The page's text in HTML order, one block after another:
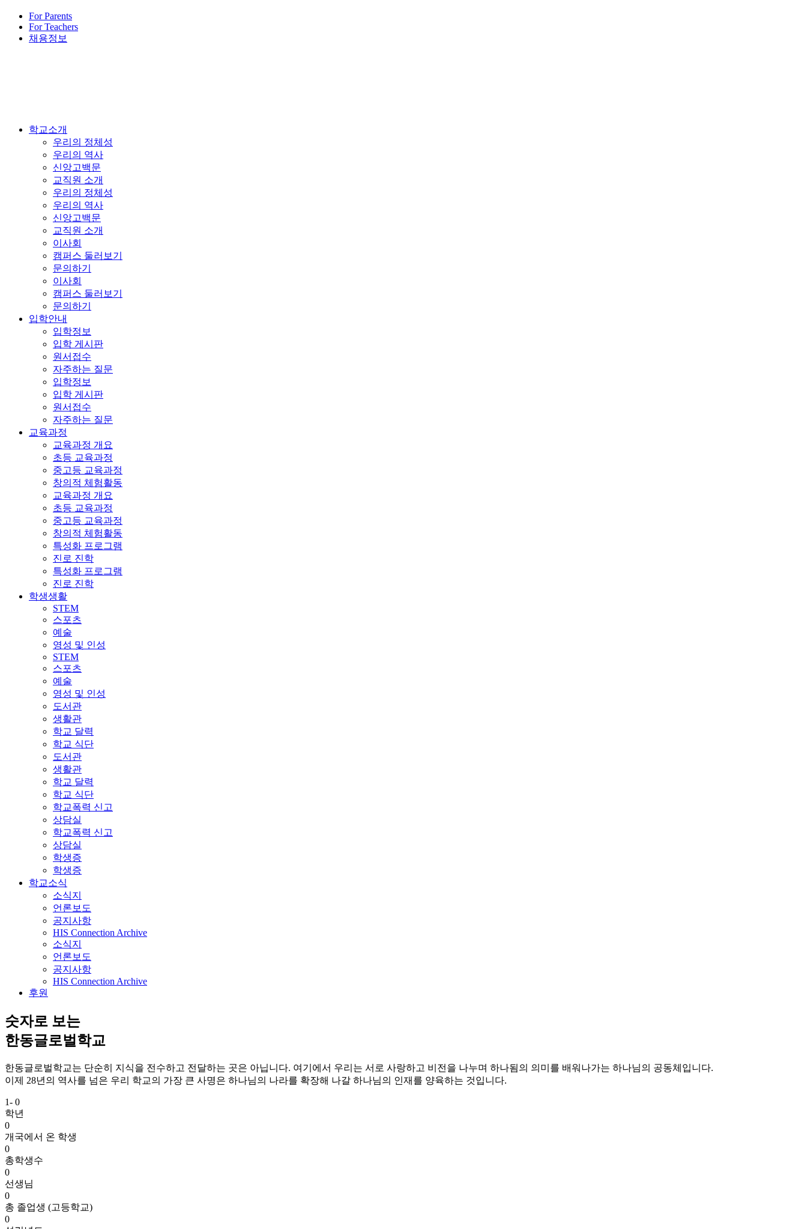
For Parents
For Teachers
채용정보
학교소개
우리의 정체성
우리의 역사
신앙고백문
교직원 소개
우리의 정체성
우리의 역사
신앙고백문
교직원 소개
이사회
캠퍼스 둘러보기
문의하기
이사회
캠퍼스 둘러보기
문의하기
입학안내
입학정보
입학 게시판
원서접수
자주하는 질문
입학정보
입학 게시판
원서접수
자주하는 질문
교육과정
교육과정 개요
초등 교육과정
중고등 교육과정
창의적 체험활동
교육과정 개요
초등 교육과정
중고등 교육과정
창의적 체험활동
특성화 프로그램
진로 진학
특성화 프로그램
진로 진학
학생생활
STEM
스포츠
예술
영성 및 인성
STEM
스포츠
예술
영성 및 인성
도서관
생활관
학교 달력
학교 식단
도서관
생활관
학교 달력
학교 식단
학교폭력 신고
상담실
학교폭력 신고
상담실
학생증
학생증
학교소식
소식지
언론보도
공지사항
HIS Connection Archive
소식지
언론보도
공지사항
HIS Connection Archive
후원
숫자로 보는
한동글로벌학교
한동글로벌학교는 단순히 지식을 전수하고 전달하는 곳은 아닙니다. 여기에서 우리는 서로 사랑하고 비전을 나누며 하나됨의 의미를 배워나가는 하나님의 공동체입니다.
이제 28년의 역사를 넘은 우리 학교의 가장 큰 사명은 하나님의 나라를 확장해 나갈 하나님의 인재를 양육하는 것입니다.
1- 0
학년
0
개국에서 온 학생
0
총학생수
0
선생님
0
총 졸업생 (고등학교)
0